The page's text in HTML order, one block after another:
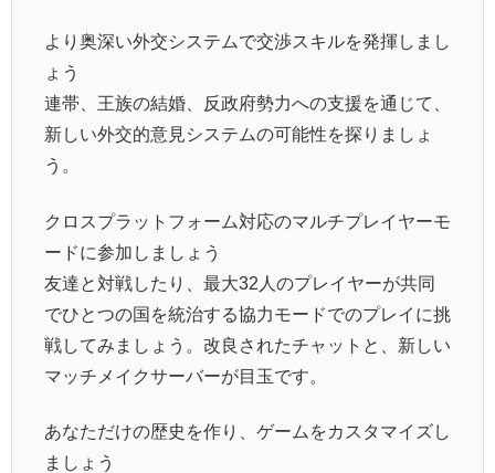
より奥深い外交システムで交渉スキルを発揮しまし
ょう
連帯、王族の結婚、反政府勢力への支援を通じて、
新しい外交的意見システムの可能性を探りましょ
う。
クロスプラットフォーム対応のマルチプレイヤーモ
ードに参加しましょう
友達と対戦したり、最大32人のプレイヤーが共同
でひとつの国を統治する協力モードでのプレイに挑
戦してみましょう。改良されたチャットと、新しい
マッチメイクサーバーが目玉です。
あなただけの歴史を作り、ゲームをカスタマイズし
ましょう